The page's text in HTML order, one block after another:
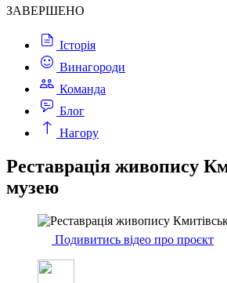
ЗАВЕРШЕНО
Історія
Винагороди
Команда
Блог
Нагору
Реставрація живопису
музею
Подивитись відео про проєкт